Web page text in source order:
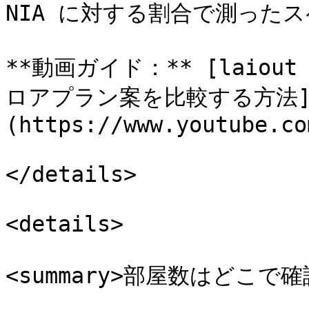
NIA に対する割合で測った
**動画ガイド：** [laiout
ロアプラン案を比較する方
(https://
</details>
<details>
<summary>部屋数はどこで